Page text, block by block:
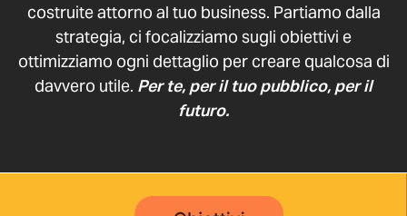
costruite attorno al tuo business. Partiamo dalla
strategia, ci focalizziamo sugli obiettivi e
ottimizziamo ogni dettaglio per creare qualcosa di
davvero utile. Per te, per il tuo pubblico, per il
futuro.